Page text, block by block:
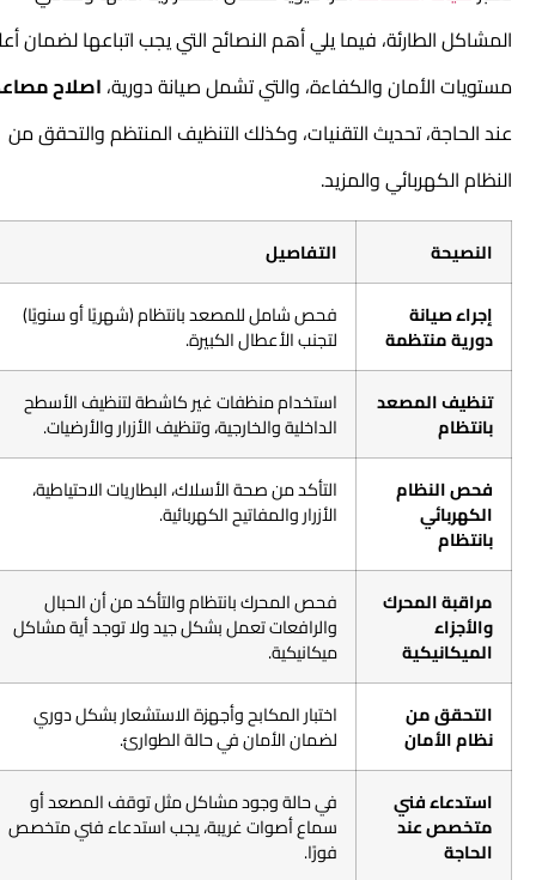
المشاكل الطارئة، فيما يلي أهم النصائح التي يجب اتباعها لضمان أعلى
مستويات الأمان والكفاءة، والتي تشمل صيانة دورية،اصلاح مصاعد
عند الحاجة، تحديث التقنيات، وكذلك التنظيف المنتظم والتحقق من
النظام الكهربائي والمزيد.
النصيحة
التفاصيل
إجراء صيانة
دورية منتظمة
فحص شامل للمصعد بانتظام (شهريًا أو سنويًا)
لتجنب الأعطال الكبيرة.
تنظيف المصعد
بانتظام
استخدام منظفات غير كاشطة لتنظيف الأسطح
الداخلية والخارجية، وتنظيف الأزرار والأرضيات.
فحص النظام
الكهربائي
بانتظام
التأكد من صحة الأسلاك، البطاريات الاحتياطية،
الأزرار والمفاتيح الكهربائية.
مراقبة المحرك
والأجزاء
الميكانيكية
فحص المحرك بانتظام والتأكد من أن الحبال
والرافعات تعمل بشكل جيد ولا توجد أية مشاكل
ميكانيكية.
التحقق من
نظام الأمان
اختبار المكابح وأجهزة الاستشعار بشكل دوري
لضمان الأمان في حالة الطوارئ.
استدعاء فني
متخصص عند
الحاجة
في حالة وجود مشاكل مثل توقف المصعد أو
سماع أصوات غريبة، يجب استدعاء فني متخصص
فورًا.